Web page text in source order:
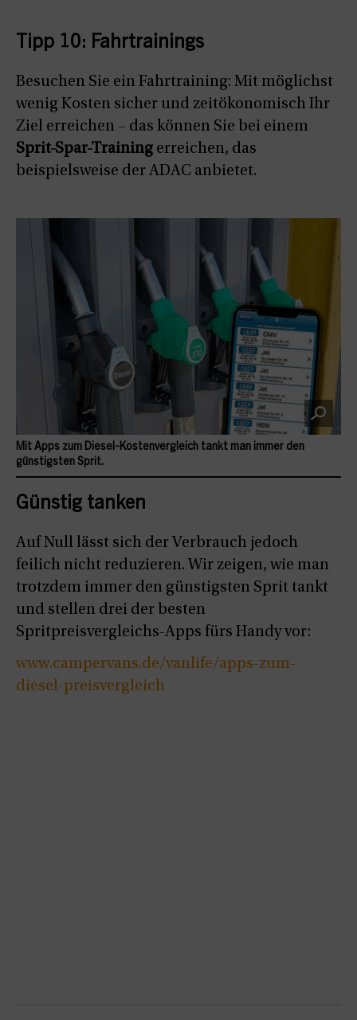
Tipp 10: Fahrtrainings
Besuchen Sie ein Fahrtraining: Mit möglichst
wenig Kosten sicher und zeitökonomisch Ihr
Ziel erreichen – das können Sie bei einem
Sprit-Spar-Training erreichen, das
beispielsweise der ADAC anbietet.
Mit Apps zum Diesel-Kostenvergleich tankt man immer den
günstigsten Sprit.
Günstig tanken
Auf Null lässt sich der Verbrauch jedoch
feilich nicht reduzieren. Wir zeigen, wie man
trotzdem immer den günstigsten Sprit tankt
und stellen drei der besten
Spritpreisvergleichs-Apps fürs Handy vor:
www.campervans.de/vanlife/apps-zum-
diesel-preisvergleich